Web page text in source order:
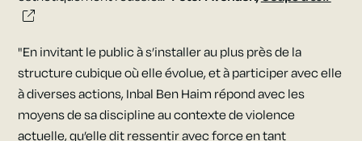
"En invitant le public à s’installer au plus près de la
structure cubique où elle évolue, et à participer avec elle
à diverses actions, Inbal Ben Haim répond avec les
moyens de sa discipline au contexte de violence
actuelle, qu’elle dit ressentir avec force en tant